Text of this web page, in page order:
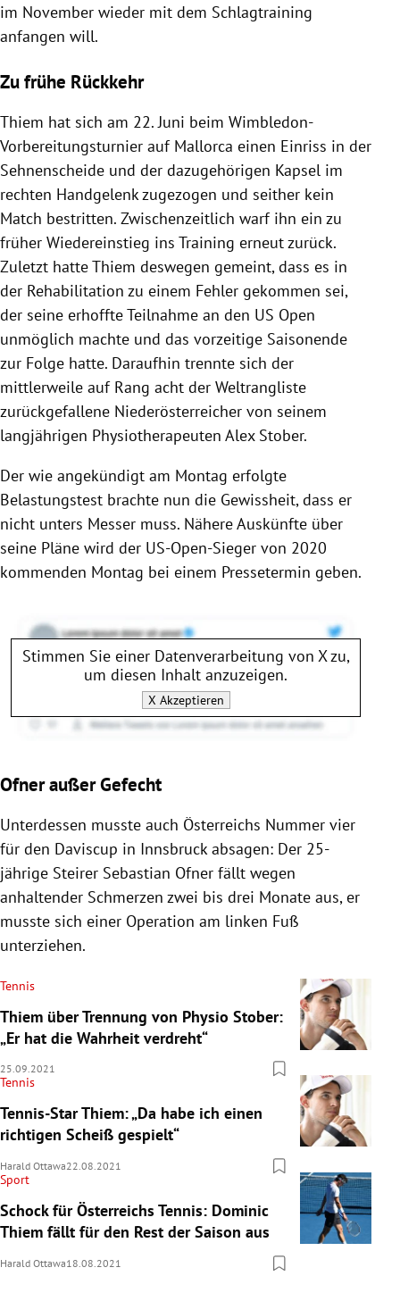
im November wieder mit dem Schlagtraining
anfangen will.
Zu frühe Rückkehr
Thiem hat sich am 22. Juni beim Wimbledon-
Vorbereitungsturnier auf Mallorca einen Einriss in der
Sehnenscheide und der dazugehörigen Kapsel im
rechten Handgelenk zugezogen und seither kein
Match bestritten. Zwischenzeitlich warf ihn ein zu
früher Wiedereinstieg ins Training erneut zurück.
Zuletzt hatte Thiem deswegen gemeint, dass es in
der Rehabilitation zu einem Fehler gekommen sei,
der seine erhoffte Teilnahme an den US Open
unmöglich machte und das vorzeitige Saisonende
zur Folge hatte. Daraufhin trennte sich der
mittlerweile auf Rang acht der Weltrangliste
zurückgefallene Niederösterreicher von seinem
langjährigen Physiotherapeuten Alex Stober.
Der wie angekündigt am Montag erfolgte
Belastungstest brachte nun die Gewissheit, dass er
nicht unters Messer muss. Nähere Auskünfte über
seine Pläne wird der US-Open-Sieger von 2020
kommenden Montag bei einem Pressetermin geben.
Stimmen Sie einer Datenverarbeitung von Xzu,
um diesen Inhalt anzuzeigen.
X Akzeptieren
Ofner außer Gefecht
Unterdessen musste auch Österreichs Nummer vier
für den Daviscup in Innsbruck absagen: Der 25-
jährige Steirer Sebastian Ofner fällt wegen
anhaltender Schmerzen zwei bis drei Monate aus, er
musste sich einer Operation am linken Fuß
unterziehen.
Tennis
Thiem über Trennung von Physio Stober:
„Er hat die Wahrheit verdreht“
25.09.2021
Tennis
Tennis-Star Thiem: „Da habe ich einen
richtigen Scheiß gespielt“
Harald Ottawa22.08.2021
Sport
Schock für Österreichs Tennis: Dominic
Thiem fällt für den Rest der Saison aus
Harald Ottawa18.08.2021